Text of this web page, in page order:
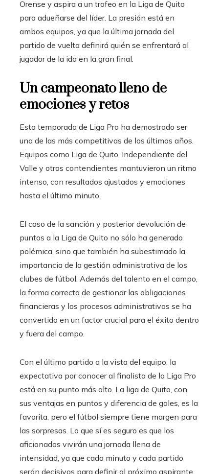
Orense y aspira a un trofeo en la Liga de Quito
para adueñarse del líder. La presión está en
ambos equipos, ya que la última jornada del
partido de vuelta definirá quién se enfrentará al
jugador de la ida en la gran final.
Un campeonato lleno de
emociones y retos
Esta temporada de Liga Pro ha demostrado ser
una de las más competitivas de los últimos años.
Equipos como Liga de Quito, Independiente del
Valle y otros contendientes mantuvieron un ritmo
intenso, con resultados ajustados y emociones
hasta el último minuto.
El caso de la sanción y posterior devolución de
puntos a la Liga de Quito no sólo ha generado
polémica, sino que también ha subestimado la
importancia de la gestión administrativa de los
clubes de fútbol. Además del talento en el campo,
la forma correcta de gestionar las obligaciones
financieras y los procesos administrativos se ha
convertido en un factor crucial para el éxito dentro
y fuera del campo.
Con el último partido a la vista del equipo, la
expectativa por conocer al finalista de la Liga Pro
está en su punto más alto. La liga de Quito, con
sus ventajas en puntos y diferencia de goles, es la
favorita, pero el fútbol siempre tiene margen para
las sorpresas. Lo que sí es seguro es que los
aficionados vivirán una jornada llena de
intensidad, ya que cada minuto y cada partido
serán decisivos para definir al próximo aspirante